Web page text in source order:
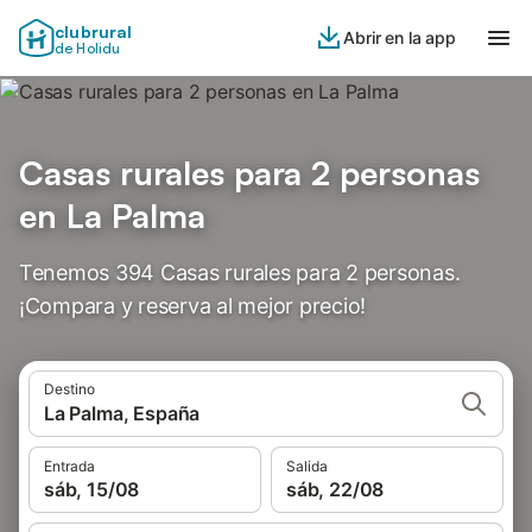
clubrural
de Holidu
Abrir en la app
Casas rurales para 2 personas
en La Palma
Tenemos 394 Casas rurales para 2 personas.
¡Compara y reserva al mejor precio!
Destino
La Palma, España
Entrada
sáb, 15/08
Salida
sáb, 22/08